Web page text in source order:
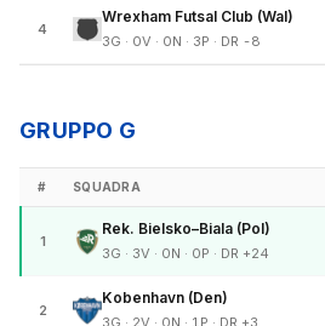
4
Wrexham Futsal Club (Wal)
3G · 0V · 0N · 3P · DR -8
GRUPPO G
# SQUADRA
1
Rek. Bielsko–Biala (Pol)
3G · 3V · 0N · 0P · DR +24
2
Kobenhavn (Den)
3G · 2V · 0N · 1P · DR +3